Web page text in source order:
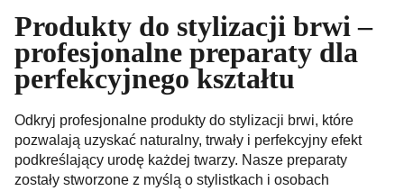
Produkty do stylizacji brwi –
profesjonalne preparaty dla
perfekcyjnego kształtu
Odkryj profesjonalne produkty do stylizacji brwi, które
pozwalają uzyskać naturalny, trwały i perfekcyjny efekt
podkreślający urodę każdej twarzy. Nasze preparaty
zostały stworzone z myślą o stylistkach i osobach